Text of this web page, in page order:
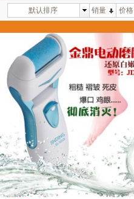
默认排序 销量 价格